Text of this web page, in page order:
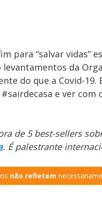
para “salvar vidas”
levantamentos da
do que a Covid-
e ver
de 5 best-sellers
. É palestrante
não refletem